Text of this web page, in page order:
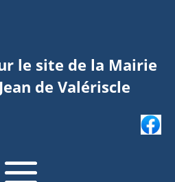
le site de la Mairie
de Valériscle